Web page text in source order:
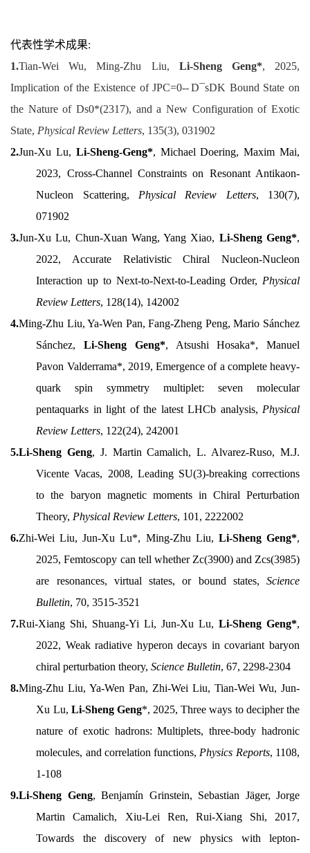
代表性学术成果:
1.Tian-Wei Wu, Ming-Zhu Liu, Li-Sheng Geng*, 2025,
Implication of the Existence of JPC=0-- D¯sDK Bound State on
the Nature of Ds0*(2317), and a New Configuration of Exotic
State, Physical Review Letters, 135(3), 031902
2.Jun-Xu Lu, Li-Sheng-Geng*, Michael Doering, Maxim Mai,
2023, Cross-Channel Constraints on Resonant Antikaon-
Nucleon Scattering, Physical Review Letters, 130(7),
071902
3.Jun-Xu Lu, Chun-Xuan Wang, Yang Xiao, Li-Sheng Geng*,
2022, Accurate Relativistic Chiral Nucleon-Nucleon
Interaction up to Next-to-Next-to-Leading Order, Physical
Review Letters, 128(14), 142002
4.Ming-Zhu Liu, Ya-Wen Pan, Fang-Zheng Peng, Mario Sánchez
Sánchez,Li-Sheng Geng*, Atsushi Hosaka*, Manuel
Pavon Valderrama*, 2019, Emergence of a complete heavy-
quark spin symmetry multiplet: seven molecular
pentaquarks in light of the latest LHCb analysis, Physical
Review Letters, 122(24), 242001
5.Li-Sheng Geng, J. Martin Camalich, L. Alvarez-Ruso, M.J.
Vicente Vacas, 2008, Leading SU(3)-breaking corrections
to the baryon magnetic moments in Chiral Perturbation
Theory, Physical Review Letters, 101, 2222002
6.Zhi-Wei Liu, Jun-Xu Lu*, Ming-Zhu Liu, Li-Sheng Geng*,
2025, Femtoscopy can tell whether Zc(3900) and Zcs(3985)
are resonances, virtual states, or bound states, Science
Bulletin, 70, 3515-3521
7.Rui-Xiang Shi, Shuang-Yi Li, Jun-Xu Lu, Li-Sheng Geng*,
2022, Weak radiative hyperon decays in covariant baryon
chiral perturbation theory,Science Bulletin, 67, 2298-2304
8.Ming-Zhu Liu, Ya-Wen Pan, Zhi-Wei Liu, Tian-Wei Wu, Jun-
Xu Lu, Li-Sheng Geng*, 2025, Three ways to decipher the
nature of exotic hadrons: Multiplets, three-body hadronic
molecules, and correlation functions, Physics Reports, 1108,
1-108
9.Li-Sheng Geng, Benjamín Grinstein, Sebastian Jäger, Jorge
Martin Camalich, Xiu-Lei Ren, Rui-Xiang Shi, 2017,
Towards the discovery of new physics with lepton-